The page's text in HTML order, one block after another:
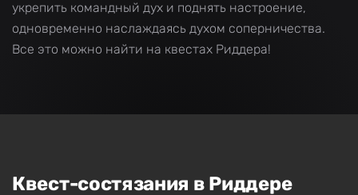
укрепить командный дух и поднять настроение,
одновременно наслаждаясь духом соперничества.
Все это можно найти на квестах Риддера!
Квест-состязания в Риддере